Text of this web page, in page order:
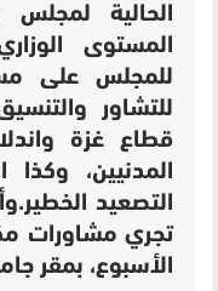
الحالية
المستوى
للمجلس على
للتشاور
قطاع غزة
المدنيين،
التصعيد
تجري مشاورات
الأسبوع، بمقر